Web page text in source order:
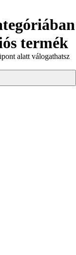
termék
alatt válogathatsz